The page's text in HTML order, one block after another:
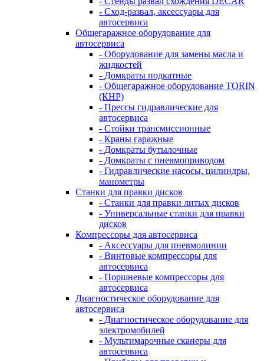
- Сход-развал, аксессуары для
автосервиса
Общегаражное оборудование для
автосервиса
- Оборудование для замены масла и
жидкостей
- Домкраты подкатные
- Общегаражное оборудование TORIN
(КНР)
- Прессы гидравлические для
автосервиса
- Стойки трансмиссионные
- Краны гаражные
- Домкраты бутылочные
- Домкраты с пневмоприводом
- Гидравлические насосы, цилиндры,
манометры
Станки для правки дисков
- Станки для правки литых дисков
- Универсальные станки для правки
дисков
Компрессоры для автосервиса
- Аксессуары для пневмолинии
- Винтовые компрессоры для
автосервиса
- Поршневые компрессоры для
автосервиса
Диагностическое оборудование для
автосервиса
- Диагностическое оборудование для
электромобилей
- Мультимарочные сканеры для
автосервиса